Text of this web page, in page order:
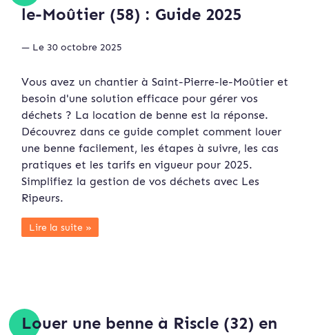
le-Moûtier (58) : Guide 2025
— Le 30 octobre 2025
Vous avez un chantier à Saint-Pierre-le-Moûtier et
besoin d'une solution efficace pour gérer vos
déchets ? La location de benne est la réponse.
Découvrez dans ce guide complet comment louer
une benne facilement, les étapes à suivre, les cas
pratiques et les tarifs en vigueur pour 2025.
Simplifiez la gestion de vos déchets avec Les
Ripeurs.
Lire la suite »
Louer une benne à Riscle (32) en